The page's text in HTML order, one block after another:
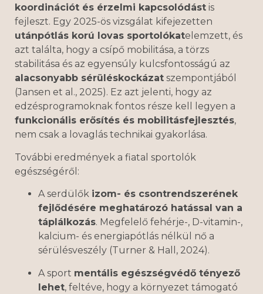
koordinációt és érzelmi kapcsolódást is
fejleszt. Egy 2025-ös vizsgálat kifejezetten
utánpótlás korú lovas sportolókatelemzett, és
azt találta, hogy a csípő mobilitása, a törzs
stabilitása és az egyensúly kulcsfontosságú az
alacsonyabb sérüléskockázat szempontjából
(Jansen et al., 2025). Ez azt jelenti, hogy az
edzésprogramoknak fontos része kell legyen a
funkcionális erősítés és mobilitásfejlesztés,
nem csak a lovaglás technikai gyakorlása.
További eredmények a fiatal sportolók
egészségéről:
A serdülők izom- és csontrendszerének
fejlődésére meghatározó hatással van a
táplálkozás. Megfelelő fehérje-, D-vitamin-,
kalcium- és energiapótlás nélkül nő a
sérülésveszély (Turner & Hall, 2024).
A sport mentális egészségvédő tényező
lehet, feltéve, hogy a környezet támogató